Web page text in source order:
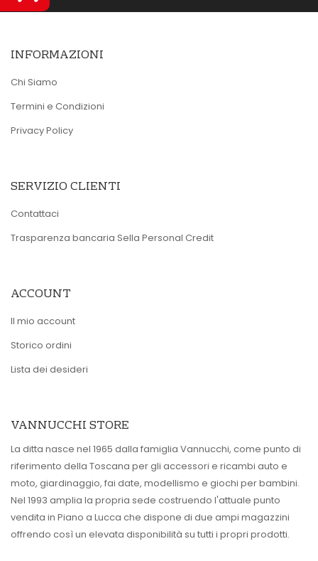
INFORMAZIONI
Chi Siamo
Termini e Condizioni
Privacy Policy
SERVIZIO CLIENTI
Contattaci
Trasparenza bancaria Sella Personal Credit
ACCOUNT
Il mio account
Storico ordini
Lista dei desideri
VANNUCCHI STORE
La ditta nasce nel 1965 dalla famiglia Vannucchi, come punto di
riferimento della Toscana per gli accessori e ricambi auto e
moto, giardinaggio, fai date, modellismo e giochi per bambini.
Nel 1993 amplia la propria sede costruendo l'attuale punto
vendita in Piano a Lucca che dispone di due ampi magazzini
offrendo così un elevata disponibilità su tutti i propri prodotti.